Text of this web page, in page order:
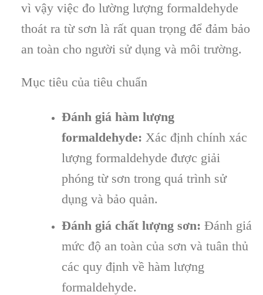
vì vậy việc đo lường lượng formaldehyde
thoát ra từ sơn là rất quan trọng để đảm bảo
an toàn cho người sử dụng và môi trường.
Mục tiêu của tiêu chuẩn
Đánh giá hàm lượng
formaldehyde: Xác định chính xác
lượng formaldehyde được giải
phóng từ sơn trong quá trình sử
dụng và bảo quản.
Đánh giá chất lượng sơn: Đánh giá
mức độ an toàn của sơn và tuân thủ
các quy định về hàm lượng
formaldehyde.